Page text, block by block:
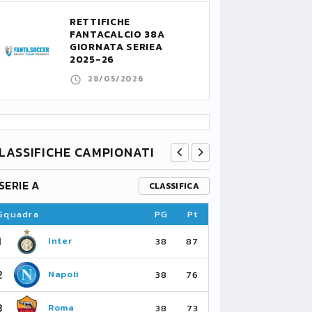
RETTIFICHE
FANTACALCIO 38A
GIORNATA SERIEA
2025-26
28/05/2026
CAMPIONATI
SERIE A CLASSIFICA
PG Pt
Inter 38 87
Napoli 38 76
Roma 38 73